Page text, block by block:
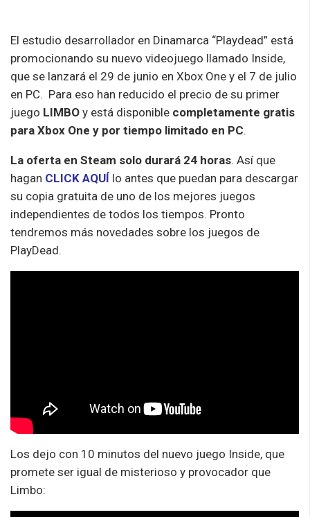
El estudio desarrollador en Dinamarca “Playdead” está
promocionando su nuevo videojuego llamado Inside,
que se lanzará el 29 de junio en Xbox One y el 7 de julio
en PC. Para eso han reducido el precio de su primer
juego LIMBO y está disponible completamente gratis
para Xbox One y por tiempo limitado en PC.
La oferta en Steam solo durará 24 horas. Así que
hagan CLICK AQUÍ lo antes que puedan para descargar
su copia gratuita de uno de los mejores juegos
independientes de todos los tiempos. Pronto
tendremos más novedades sobre los juegos de
PlayDead.
Los dejo con 10 minutos del nuevo juego Inside, que
promete ser igual de misterioso y provocador que
Limbo: